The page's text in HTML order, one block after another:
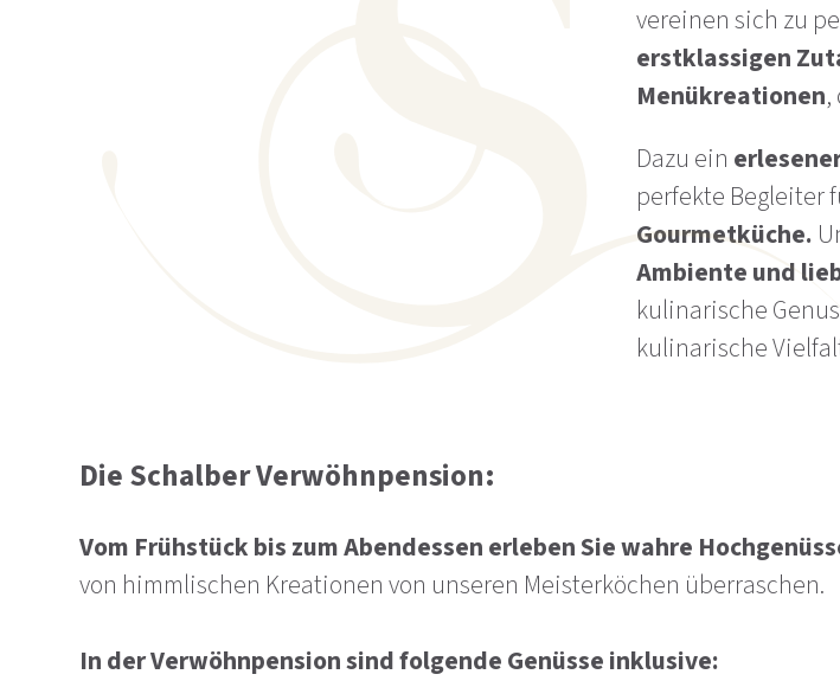
vereinen sich zu
erstklassigen
Menükreationen,
Dazu ein
perfekte Begleiter
Gourmetküche.
Ambiente und
kulinarische
kulinarische
Die Schalber Verwöhnpension:
Vom Frühstück bis zum Abendessen erleben Sie wahre
von himmlischen Kreationen von unseren Meisterköchen überraschen.
In der Verwöhnpension sind folgende Genüsse inklusive: